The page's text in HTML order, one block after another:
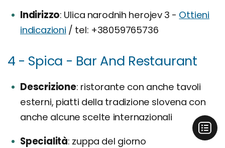
Indirizzo Ulica narodnih herojev 3 - Ottieni
indicazioni / tel: +38059765736
4 - Spica - Bar And Restaurant
Descrizione ristorante con anche tavoli
esterni, piatti della tradizione slovena con
anche alcune scelte internazionali
Specialità zuppa del giorno